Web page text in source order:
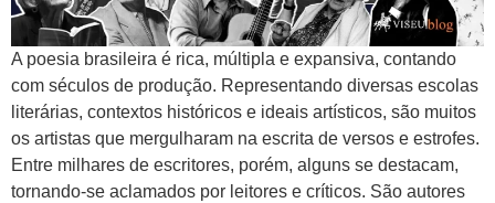
A poesia brasileira é rica, múltipla e expansiva, contando
com séculos de produção. Representando diversas escolas
literárias, contextos históricos e ideais artísticos, são muitos
os artistas que mergulharam na escrita de versos e estrofes.
Entre milhares de escritores, porém, alguns se destacam,
tornando-se aclamados por leitores e críticos. São autores